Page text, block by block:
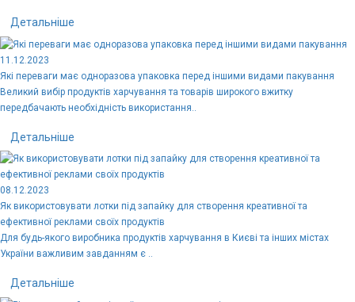
Детальніше
11.12.2023
Які переваги має одноразова упаковка перед іншими видами пакування
Великий вибір продуктів харчування та товарів широкого вжитку
передбачають необхідність використання..
Детальніше
08.12.2023
Як використовувати лотки під запайку для створення креативної та
ефективної реклами своїх продуктів
Для будь-якого виробника продуктів харчування в Києві та інших містах
України важливим завданням є ..
Детальніше